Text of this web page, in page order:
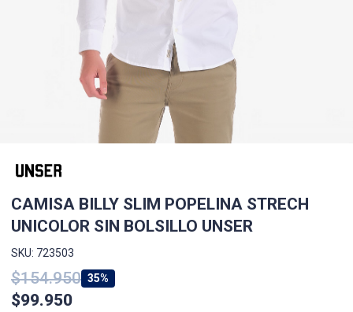
CAMISA BILLY SLIM POPELINA STRECH
UNICOLOR SIN BOLSILLO UNSER
SKU: 723503
$154.950 35%
$99.950